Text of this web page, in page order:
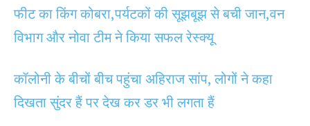
फीट का किंग कोबरा,पर्यटकों की सूझबूझ से बची जान,वन
विभाग और नोवा टीम ने किया सफल रेस्क्यू
कॉलोनी के बीचों बीच पहुंचा अहिराज सांप, लोगों ने कहा
दिखता सुंदर हैं पर देख कर डर भी लगता हैं